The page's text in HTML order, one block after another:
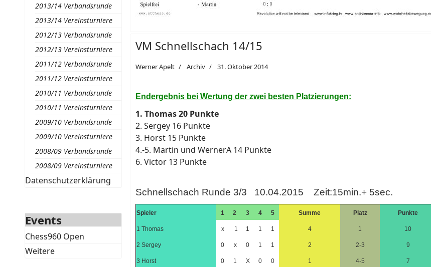
2013/14 Verbandsrunde
2013/14 Vereinsturniere
2012/13 Verbandsrunde
2012/13 Vereinsturniere
2011/12 Verbandsrunde
2011/12 Vereinsturniere
2010/11 Verbandsrunde
2010/11 Vereinsturniere
2009/10 Verbandsrunde
2009/10 Vereinsturniere
2008/09 Verbandsrunde
2008/09 Vereinsturniere
Datenschutzerklärung
Events
Chess960 Open
Weitere
VM Schnellschach 14/15
Werner Apelt Archiv 31. Oktober 2014
Endergebnis bei Wertung der zwei besten Platzierungen:
1. Thomas 20 Punkte
2. Sergey 16 Punkte
3. Horst 15 Punkte
4.-5. Martin und WernerA 14 Punkte
6. Victor 13 Punkte
Schnellschach Runde 3/3 10.04.2015 Zeit:15min.+ 5sec.
Spieler 1 2 3 4 5 Summe Platz Punkte
1 Thomas x 1 1 1 1 4 1 10
2 Sergey 0 x 0 1 1 2 2-3 9
3 Horst 0 1 X 0 0 1 4-5 7